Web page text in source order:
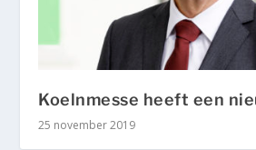
Koelnmesse heeft een
25 november 2019